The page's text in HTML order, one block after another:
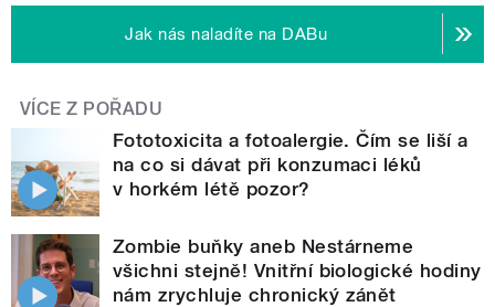
Jak nás naladíte na DABu
VÍCE Z POŘADU
Fototoxicita a fotoalergie. Čím se liší a
na co si dávat při konzumaci léků
v horkém létě pozor?
Zombie buňky aneb Nestárneme
všichni stejně! Vnitřní biologické hodiny
nám zrychluje chronický zánět